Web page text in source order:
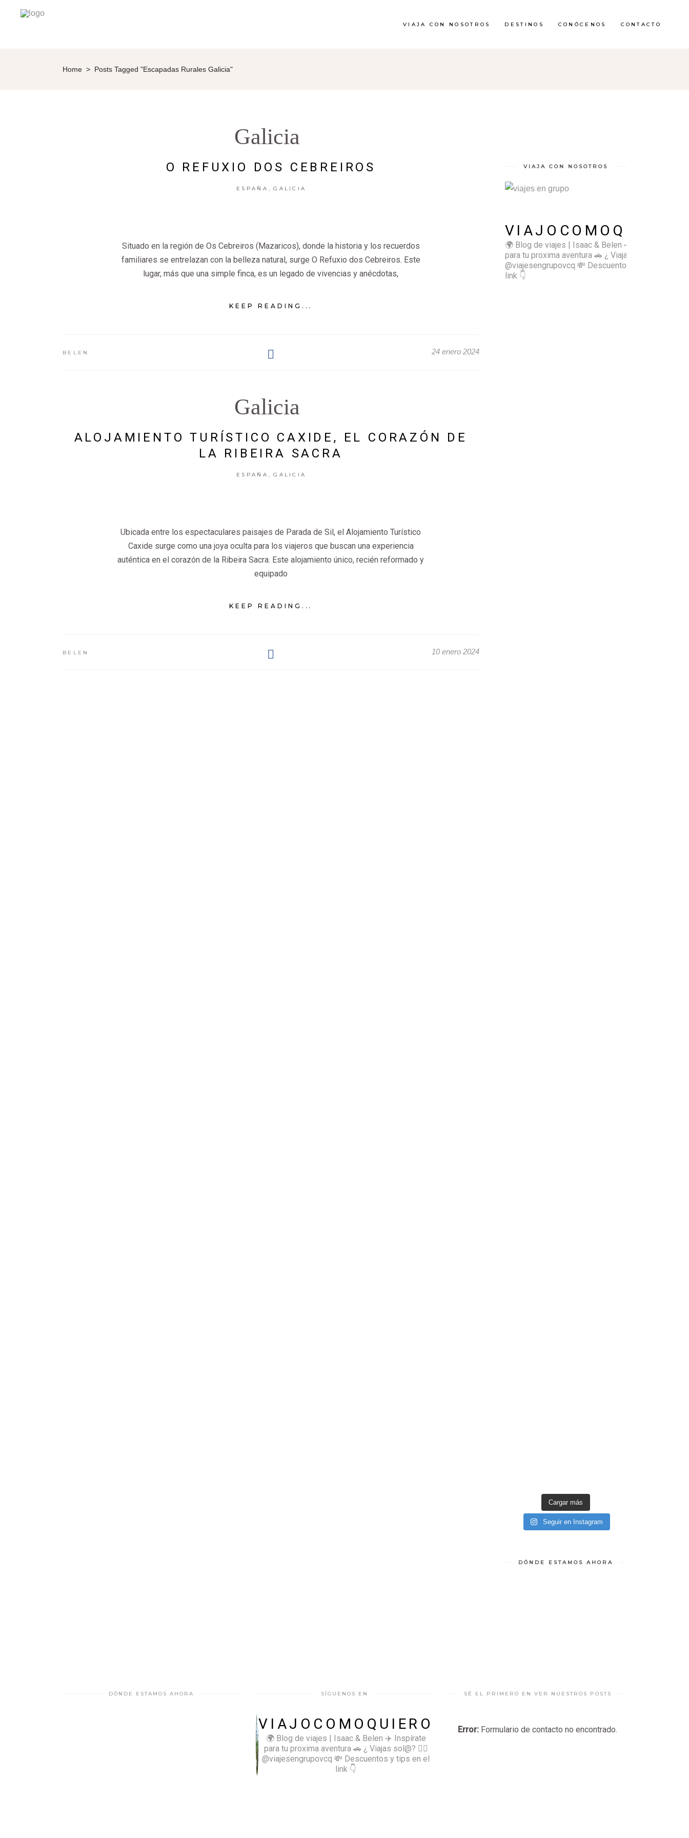
VIAJA CON NOSOTROS DESTINOS CONÓCENOS CONTACTO
Home > Posts Tagged "Escapadas Rurales Galicia"
Galicia
O REFUXIO DOS CEBREIROS
ESPAÑA GALICIA
Situado en la región de Os Cebreiros (Mazaricos), donde la historia y los recuerdos
familiares se entrelazan con la belleza natural, surge O Refuxio dos Cebreiros. Este
lugar, más que una simple finca, es un legado de vivencias y anécdotas,
KEEP READING...
BELEN 24 enero 2024
Galicia
ALOJAMIENTO TURÍSTICO CAXIDE, EL CORAZÓN DE
LA RIBEIRA SACRA
ESPAÑA GALICIA
Ubicada entre los espectaculares paisajes de Parada de Sil, el Alojamiento Turístico
Caxide surge como una joya oculta para los viajeros que buscan una experiencia
auténtica en el corazón de la Ribeira Sacra. Este alojamiento único, recién reformado y
equipado
KEEP READING...
BELEN 10 enero 2024
VIAJA CON NOSOTROS
VIAJOCOMOQUIERO
🌍 Blog de viajes | Isaac & Belen ✈️ Inspírate
para tu proxima aventura 🚗 ¿ Viajas sol@? 👉🏻
@viajesengrupovcq 💸 Descuentos y tips en el
link 👇
Cargar más
Seguir en Instagram
DÓNDE ESTAMOS AHORA
DÓNDE ESTAMOS AHORA SÍGUENOS EN
VIAJOCOMOQUIERO
🌍 Blog de viajes | Isaac & Belen ✈️ Inspírate
para tu proxima aventura 🚗 ¿ Viajas sol@? 👉🏻
@viajesengrupovcq 💸 Descuentos y tips en el
link 👇
SÉ EL PRIMERO EN VER NUESTROS POSTS
Error: Formulario de contacto no encontrado.